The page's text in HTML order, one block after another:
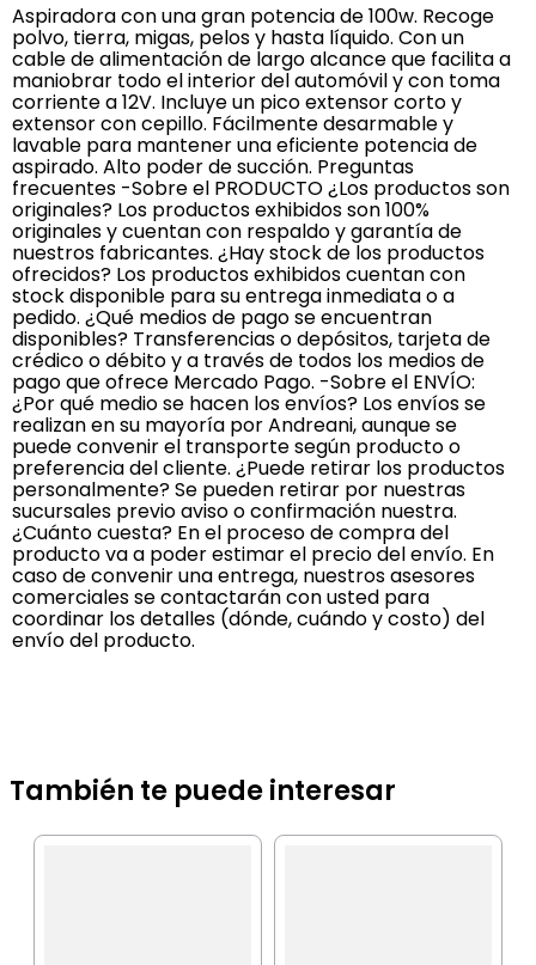
Aspiradora con una gran potencia de 100w. Recoge
polvo, tierra, migas, pelos y hasta líquido. Con un
cable de alimentación de largo alcance que facilita a
maniobrar todo el interior del automóvil y con toma
corriente a 12V. Incluye un pico extensor corto y
extensor con cepillo. Fácilmente desarmable y
lavable para mantener una eficiente potencia de
aspirado. Alto poder de succión. Preguntas
frecuentes -Sobre el PRODUCTO ¿Los productos son
originales? Los productos exhibidos son 100%
originales y cuentan con respaldo y garantía de
nuestros fabricantes. ¿Hay stock de los productos
ofrecidos? Los productos exhibidos cuentan con
stock disponible para su entrega inmediata o a
pedido. ¿Qué medios de pago se encuentran
disponibles? Transferencias o depósitos, tarjeta de
crédico o débito y a través de todos los medios de
pago que ofrece Mercado Pago. -Sobre el ENVÍO:
¿Por qué medio se hacen los envíos? Los envíos se
realizan en su mayoría por Andreani, aunque se
puede convenir el transporte según producto o
preferencia del cliente. ¿Puede retirar los productos
personalmente? Se pueden retirar por nuestras
sucursales previo aviso o confirmación nuestra.
¿Cuánto cuesta? En el proceso de compra del
producto va a poder estimar el precio del envío. En
caso de convenir una entrega, nuestros asesores
comerciales se contactarán con usted para
coordinar los detalles (dónde, cuándo y costo) del
envío del producto.
También te puede interesar